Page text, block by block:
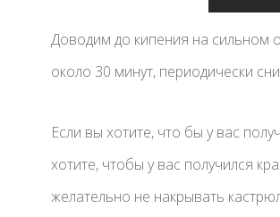
Доводим до кипения на сильном
около 30 минут, периодически
Если вы хотите, что бы у вас
хотите, чтобы у вас получился
желательно не накрывать